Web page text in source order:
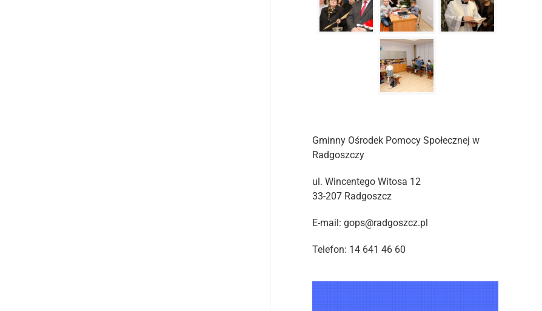
Gminny Ośrodek Pomocy Społecznej w
Radgoszczy
ul. Wincentego Witosa 12
33-207 Radgoszcz
E-mail: gops@radgoszcz.pl
Telefon: 14 641 46 60